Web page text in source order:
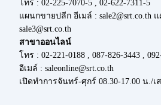
โทร : 02-225-7070-5 , 02-622-7311-5
แผนกขายปลีก อีเมล์ : sale2@srt.co.th
sale3@srt.co.th
สาขาออนไลน์
โทร : 02-221-0188 , 087-826-3443 ,
อีเมล์ : saleonline@srt.co.th
เปิดทำการจันทร์-ศุกร์ 08.30-17.00 น./เ